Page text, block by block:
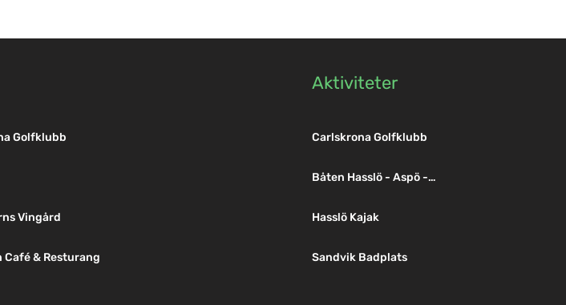
Golfklubb
Vingård
Café & Resturang
Aktiviteter
Carlskrona Golfklubb
Båten Hasslö - Aspö -
Hasslö Kajak
Sandvik Badplats